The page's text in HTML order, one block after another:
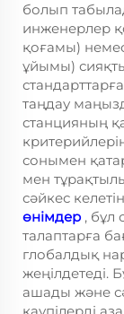
болып
инженерлер
қоғамы)
ұйымы)
таңдау
станцияның
сонымен қатар
мен
сәйкес
өнімдер , бұл
талаптарға
глобалдық
жеңілдетеді.
ашады және